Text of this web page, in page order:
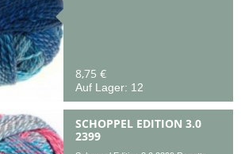
8,75 €
Auf Lager: 12
SCHOPPEL EDITION 3.0
2399